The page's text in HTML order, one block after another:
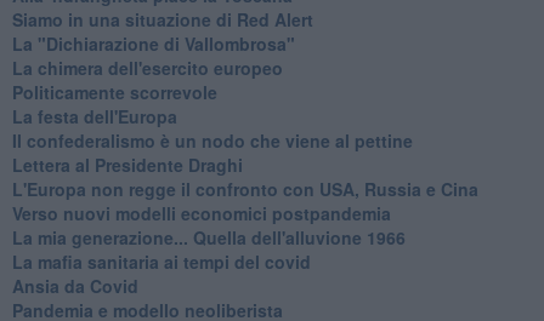
Siamo in una situazione di Red Alert
La "Dichiarazione di Vallombrosa"
La chimera dell'esercito europeo
Politicamente scorrevole
La festa dell'Europa
Il confederalismo è un nodo che viene al pettine
Lettera al Presidente Draghi
L'Europa non regge il confronto con USA, Russia e Cina
Verso nuovi modelli economici postpandemia
​La mia generazione... Quella dell'alluvione 1966
​La mafia sanitaria ai tempi del covid
Ansia da Covid
Pandemia e modello neoliberista